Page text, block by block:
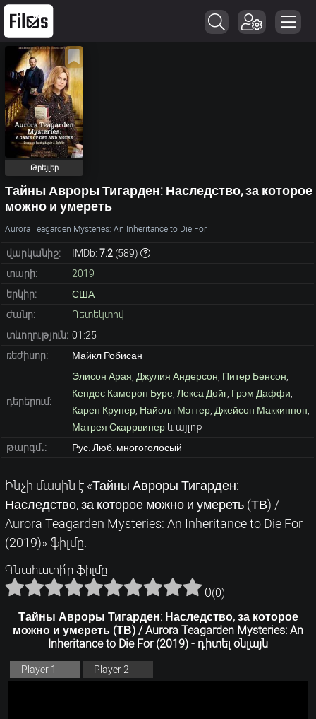
Թրեյլեր
Тайны Авроры Тигарден: Наследство, за которое
можно и умереть
Aurora Teagarden Mysteries: An Inheritance to Die For
վարկանիշ: IMDb: 7.2(589)
տարի:
2019
երկիր:
США
ժանր:
Դետեկտիվ
տևողություն: 01:25
ռեժիսոր:
Майкл Робисан
դերերում:
Элисон Арая Джулия Андерсон Питер Бенсон
Кендес Камерон Буре, Лекса Дойг, Грэм Даффи
Карен Крупер, Найолл Мэттер, Джейсон Маккиннон
Матрея Скаррвинерև այլոք
թարգմ․:
Рус. Люб. многоголосый
Ինչի մասին է «Тайны Авроры Тигарден:
Наследство, за которое можно и умереть (ТВ) /
Aurora Teagarden Mysteries: An Inheritance to Die For
(2019)» ֆիլմը.
Գնահատի՛ր ֆիլմը
0(0)
Тайны Авроры Тигарден: Наследство, за которое
можно и умереть (ТВ) / Aurora Teagarden Mysteries: An
Inheritance to Die For (2019) - դիտել օնլայն
Player 1 Player 2